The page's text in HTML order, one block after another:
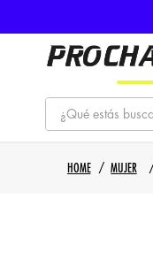
¿Qué estás buscando?
1. tenis
MUJER